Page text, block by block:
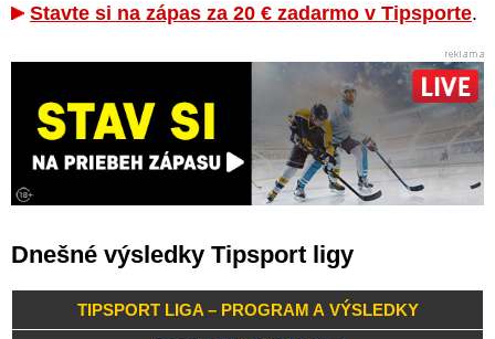
Stavte si na zápas za 20 € zadarmo v Tipsporte.
Dnešné výsledky Tipsport ligy
TIPSPORT LIGA – PROGRAM A VÝSLEDKY